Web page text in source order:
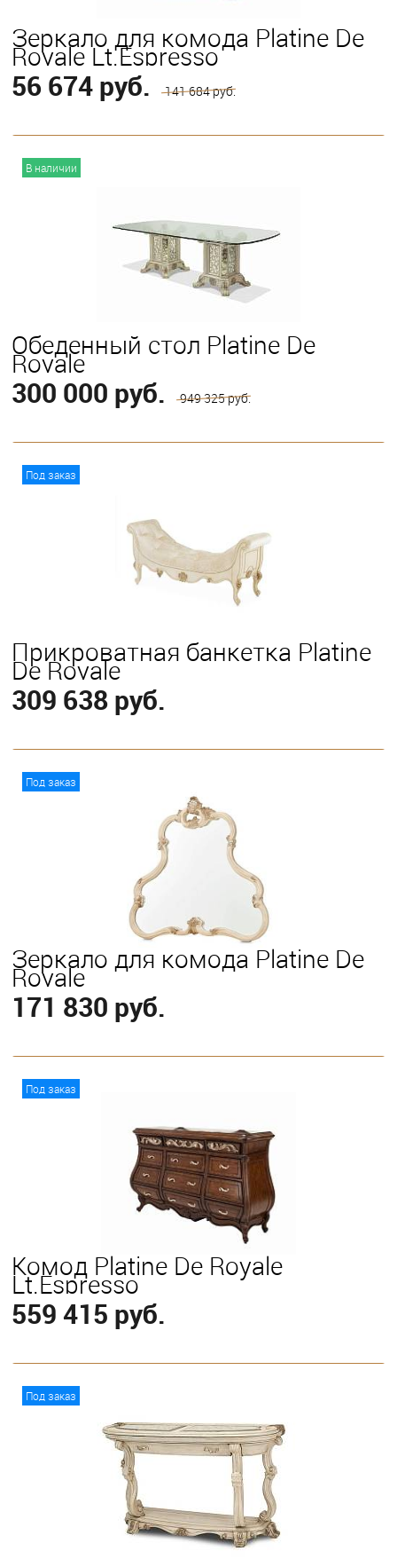
Зеркало для комода Platine De
Royale Lt.Espresso
56 674 руб. 141 684 руб.
В наличии
Обеденный стол Platine De
Royale
300 000 руб. 949 325 руб.
Под заказ
Прикроватная банкетка Platine
De Royale
309 638 руб.
Под заказ
Зеркало для комода Platine De
Royale
171 830 руб.
Под заказ
Комод Platine De Royale
Lt.Espresso
559 415 руб.
Под заказ